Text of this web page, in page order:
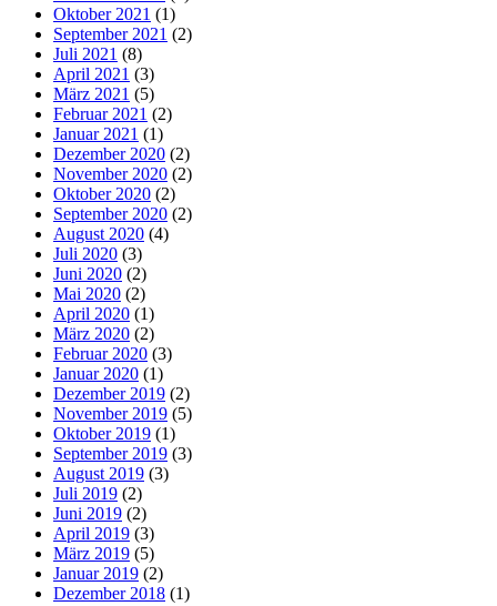
Oktober 2021 (1)
September 2021 (2)
Juli 2021 (8)
April 2021 (3)
März 2021 (5)
Februar 2021 (2)
Januar 2021 (1)
Dezember 2020 (2)
November 2020 (2)
Oktober 2020 (2)
September 2020 (2)
August 2020 (4)
Juli 2020 (3)
Juni 2020 (2)
Mai 2020 (2)
April 2020 (1)
März 2020 (2)
Februar 2020 (3)
Januar 2020 (1)
Dezember 2019 (2)
November 2019 (5)
Oktober 2019 (1)
September 2019 (3)
August 2019 (3)
Juli 2019 (2)
Juni 2019 (2)
April 2019 (3)
März 2019 (5)
Januar 2019 (2)
Dezember 2018 (1)